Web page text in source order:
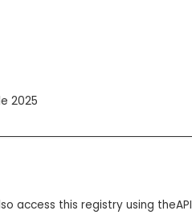
2025
access this registry using theAPI